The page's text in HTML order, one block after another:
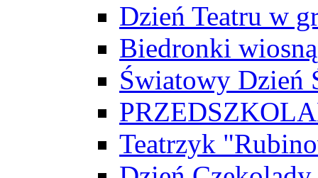
Dzień Teatru w
Biedronki wiosną
Światowy Dzień
Teatrzyk